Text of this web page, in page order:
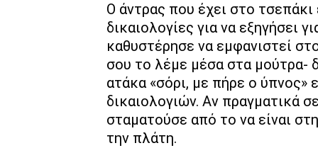
Ο άντρας που έχει στο
δικαιολογίες για να εξηγήσει
καθυστέρησε να εμφανιστεί
σου το λέμε μέσα στα μούτρα-
ατάκα «σόρι, με πήρε ο ύπνος»
δικαιολογιών. Αν πραγματικά
σταματούσε από το να είναι
την πλάτη.